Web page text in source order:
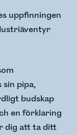
uppfinningen
pipa,
budskap
en förklaring
dig att ta ditt